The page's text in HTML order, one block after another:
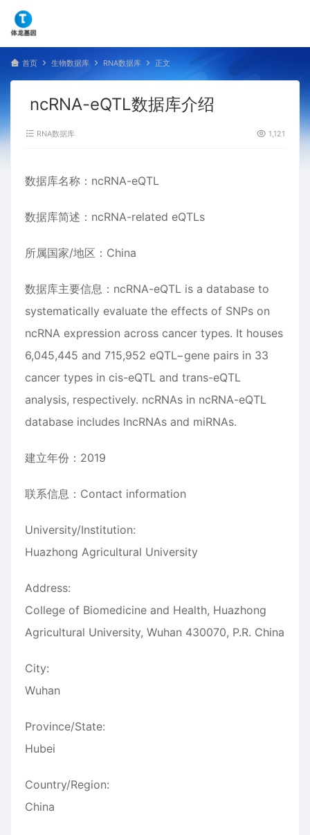
首页 生物数据库 RNA数据库 正文
ncRNA-eQTL数据库介绍
RNA数据库 1,121
数据库名称：ncRNA-eQTL
数据库简述：ncRNA-related eQTLs
所属国家/地区：China
数据库主要信息：ncRNA-eQTL is a database to
systematically evaluate the effects of SNPs on
ncRNA expression across cancer types. It houses
6,045,445 and 715,952 eQTL−gene pairs in 33
cancer types in cis-eQTL and trans-eQTL
analysis, respectively. ncRNAs in ncRNA-eQTL
database includes lncRNAs and miRNAs.
建立年份：2019
联系信息：Contact information
University/Institution:
Huazhong Agricultural University
Address:
College of Biomedicine and Health, Huazhong
Agricultural University, Wuhan 430070, P.R. China
City:
Wuhan
Province/State:
Hubei
Country/Region:
China